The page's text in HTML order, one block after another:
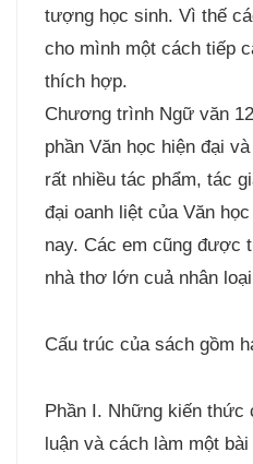
tượng học sinh. Vì thế
cho mình một cách tiếp
thích hợp.
Chương trình Ngữ văn
phần Văn học hiện đại
rất nhiều tác phẩm, tác
đại oanh liệt của Văn
nay. Các em cũng được
nhà thơ lớn cuả nhân
Cấu trúc của sách gồm
Phần I. Những kiến thức
luận và cách làm một